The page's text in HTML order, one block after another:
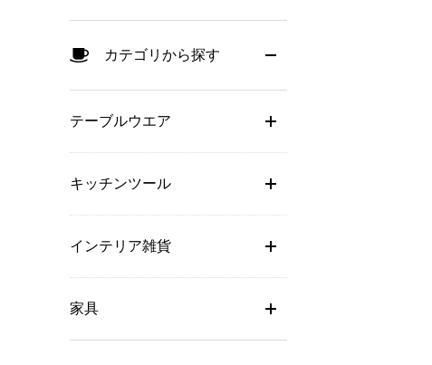
カテゴリから探す
テーブルウエア
キッチンツール
インテリア雑貨
家具